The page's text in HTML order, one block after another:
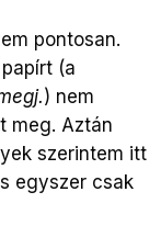
pontosan.
(a
) nem
meg. Aztán
szerintem itt
egyszer csak